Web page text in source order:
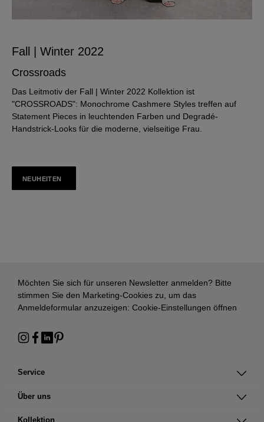
Fall | Winter 2022
Crossroads
Das Leitmotiv der Fall | Winter 2022 Kollektion ist
"CROSSROADS": Monochrome Cashmere Styles treffen auf
Statement Pieces in leuchtenden Farben und Degradé-
Handstrick-Looks für die moderne, vielseitige Frau.
NEUHEITEN
Service
Über uns
Kollektion
Möchten Sie sich für unseren Newsletter anmelden? Bitte
stimmen Sie den Marketing-Cookies zu, um das
Anmeldeformular anzuzeigen: Cookie-Einstellungen öffnen